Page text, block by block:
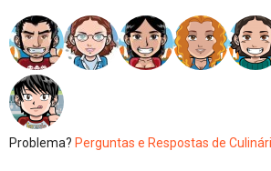
Problema? Perguntas e Respostas de